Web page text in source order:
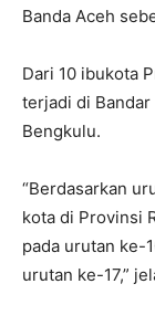
Banda Aceh
Dari 10 ibukota
terjadi di Bandar
Bengkulu.
“Berdasarkan
kota di Provinsi
pada urutan ke-
urutan ke-17,”